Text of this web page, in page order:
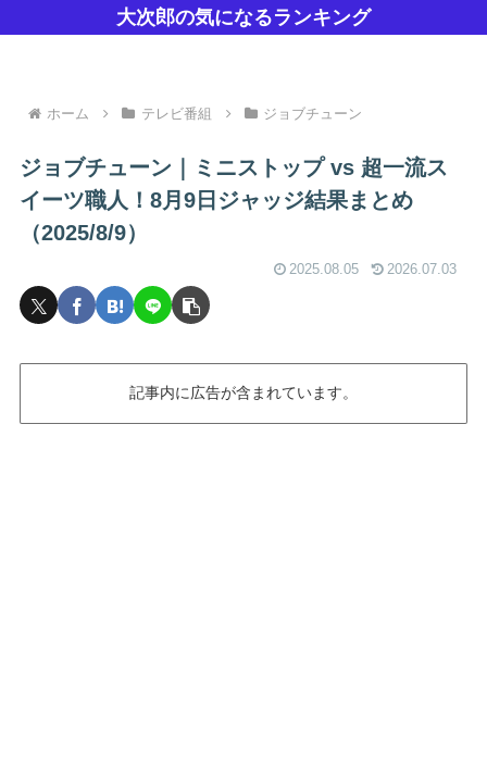
大次郎の気になるランキング
ホーム テレビ番組 ジョブチューン
ジョブチューン｜ミニストップ vs 超一流ス
イーツ職人！8月9日ジャッジ結果まとめ
（2025/8/9）
2025.08.05 2026.07.03
記事内に広告が含まれています。